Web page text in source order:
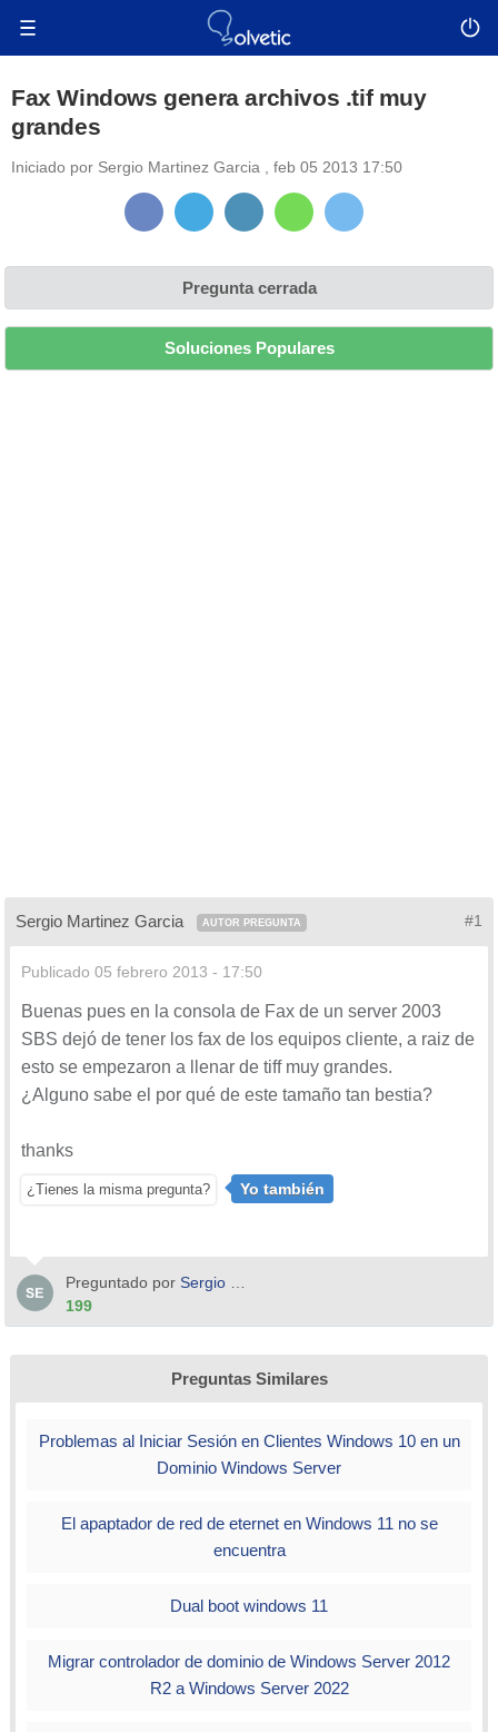
Fax Windows genera archivos .tif muy
grandes
Iniciado por Sergio Martinez Garcia feb 05 2013 17:50
Pregunta cerrada
Soluciones Populares
Sergio Martinez Garcia AUTOR PREGUNTA #1
Publicado 05 febrero 2013 - 17:50
Buenas pues en la consola de Fax de un server 2003
SBS dejó de tener los fax de los equipos cliente, a raiz de
esto se empezaron a llenar de tiff muy grandes.
¿Alguno sabe el por qué de este tamaño tan bestia?
thanks
¿Tienes la misma pregunta? Yo también
Preguntado por Sergio Martinez Garcia
199
Preguntas Similares
Problemas al Iniciar Sesión en Clientes Windows 10 en un
Dominio Windows Server
El apaptador de red de eternet en Windows 11 no se
encuentra
Dual boot windows 11
Migrar controlador de dominio de Windows Server 2012
R2 a Windows Server 2022